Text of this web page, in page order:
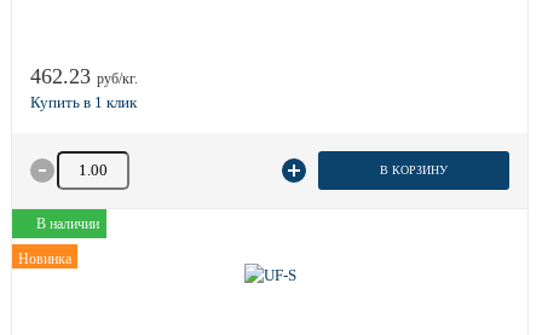
462.23 руб/кг.
Количество товара В КОРЗИНУ
В наличии
Новинка